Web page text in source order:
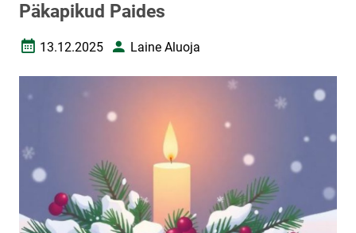
Päkapikud Paides
Loomise kuupäev
13.12.2025 AutorLaine Aluoja